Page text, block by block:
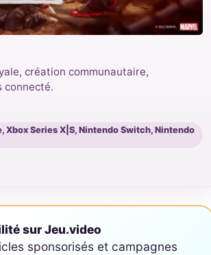
création communautaire,
connecté.
Xbox Series X|S, Nintendo Switch, Nintendo
sur Jeu.video
sponsorisés et campagnes